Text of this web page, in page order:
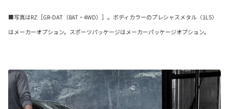
■写真はRZ［GR-DAT（8AT・4WD）］。ボディカラーのプレシャスメタル〈1L5〉
はメーカーオプション。スポーツパッケージはメーカーパッケージオプション。